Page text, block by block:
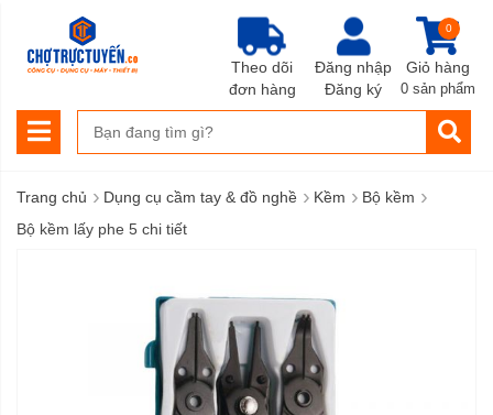
Đăng nhập
Đăng ký
Giỏ hàng
0
0 sản phẩm
Theo dõi
đơn hàng
Trang chủ › Dụng cụ cầm tay & đồ nghề › Kềm › Bộ kềm ›
Bộ kềm lấy phe 5 chi tiết